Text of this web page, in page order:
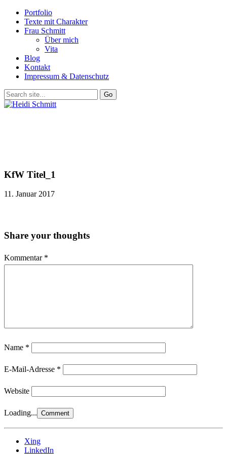
Portfolio
Texte mit Charakter
Frau Schmitt
Über mich
Vita
Blog
Kontakt
Impressum & Datenschutz
KfW Titel_1
11. Januar 2017
Share your thoughts
Kommentar *
Name *
E-Mail-Adresse *
Website
Loading...
Xing
LinkedIn